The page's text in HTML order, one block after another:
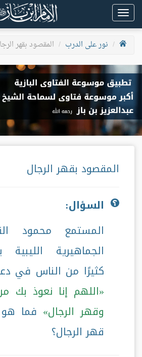
Toggle
navigation
نور على الدرب
المقصود بقهر
المقصود بقهر الرجال
السؤال:
المستمع محمود
الجماهيرية
كثيرًا من الناس في
اللهم إنا نعوذ بك
وقهر الرجال
فما
قهر الرجال؟